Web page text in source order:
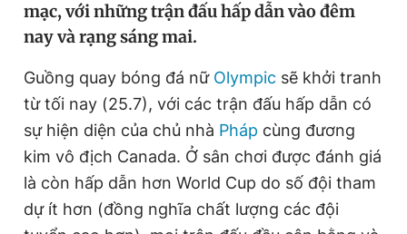
Sản phẩm khác
Tiện ích Bạn cần biết
Thông tin tòa soạn Liên hệ quảng cáo
mạc, với những trận đấu hấp dẫn vào đêm
nay và rạng sáng mai.
Guồng quay bóng đá nữ Olympic sẽ khởi tranh
từ tối nay (25.7), với các trận đấu hấp dẫn có
sự hiện diện của chủ nhà Pháp cùng đương
kim vô địch Canada. Ở sân chơi được đánh giá
là còn hấp dẫn hơn World Cup do số đội tham
dự ít hơn (đồng nghĩa chất lượng các đội